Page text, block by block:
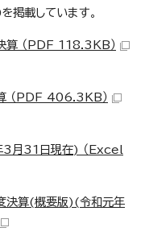
掲載しています。
（PDF 118.3KB）
（PDF 406.3KB）
3月31日現在) （Excel
算(概要版)(令和元年